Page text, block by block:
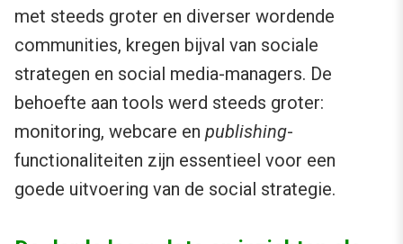
met steeds groter en diverser wordende
communities, kregen bijval van sociale
strategen en social media-managers. De
behoefte aan tools werd steeds groter:
monitoring, webcare en publishing-
functionaliteiten zijn essentieel voor een
goede uitvoering van de social strategie.